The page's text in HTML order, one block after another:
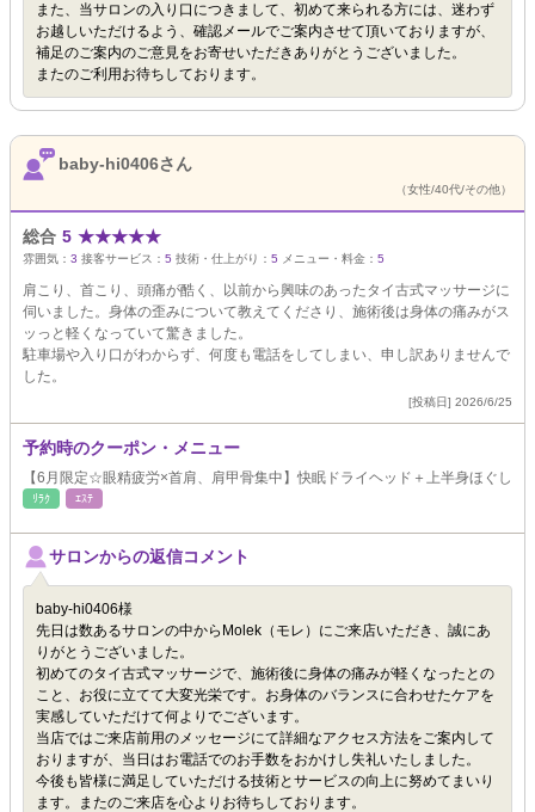
また、当サロンの入り口につきまして、初めて来られる方には、迷わず
お越しいただけるよう、確認メールでご案内させて頂いておりますが、
補足のご案内のご意見をお寄せいただきありがとうございました。
またのご利用お待ちしております。
baby-hi0406さん
（女性/40代/その他）
総合 5 ★★★★★
雰囲気： 3 接客サービス： 5 技術・仕上がり： 5 メニュー・料金： 5
肩こり、首こり、頭痛が酷く、以前から興味のあったタイ古式マッサージに
伺いました。身体の歪みについて教えてくださり、施術後は身体の痛みがス
ッっと軽くなっていて驚きました。
駐車場や入り口がわからず、何度も電話をしてしまい、申し訳ありませんで
した。
[投稿日] 2026/6/25
予約時のクーポン・メニュー
【6月限定☆眼精疲労×首肩、肩甲骨集中】快眠ドライヘッド＋上半身ほぐし
ﾘﾗｸ ｴｽﾃ
サロンからの返信コメント
baby-hi0406様
先日は数あるサロンの中からMolek（モレ）にご来店いただき、誠にあ
りがとうございました。
初めてのタイ古式マッサージで、施術後に身体の痛みが軽くなったとの
こと、お役に立てて大変光栄です。お身体のバランスに合わせたケアを
実感していただけて何よりでございます。
当店ではご来店前用のメッセージにて詳細なアクセス方法をご案内して
おりますが、当日はお電話でのお手数をおかけし失礼いたしました。
今後も皆様に満足していただける技術とサービスの向上に努めてまいり
ます。またのご来店を心よりお待ちしております。